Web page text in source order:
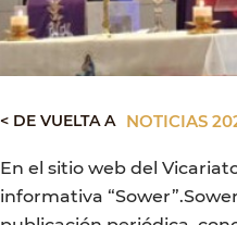
< DE VUELTA A NOTICIAS
En el sitio web del
informativa